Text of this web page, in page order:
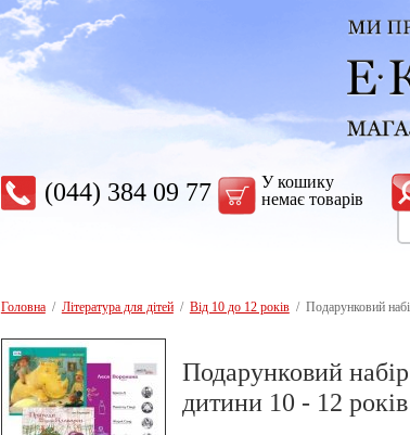
(044) 384 09 77
У кошику
немає товарів
Головна/ Література для дітей/ Вiд 10 до 12 рокiв/ Подарунковий
Подарунковий
дитини 10 - 12 років